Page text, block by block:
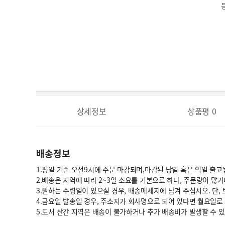
상세정보 상품평 0
배송정보
1.평일 기준 오전9시에 주문 마감되며,마감된 당일 혹은 익일 출고
2.배송은 지역에 따라 2~3일 소요를 기본으로 하나, 주문량이 많
3.원하는 수령일이 있으실 경우, 배송메세지에 남겨 주십시오. 단
4.금요일 발송일 경우, 주소지가 회사명으로 되어 있다면 월요일
5.도서 산간 지역은 배송이 불가하거나 추가 배송비가 발생할 수